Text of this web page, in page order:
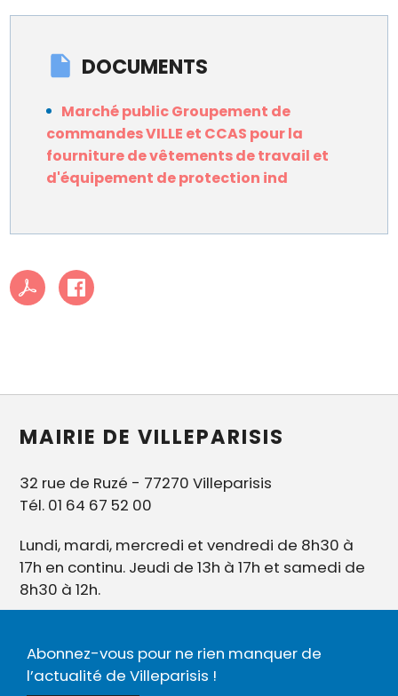
DOCUMENTS
Marché public Groupement de
commandes VILLE et CCAS pour la
fourniture de vêtements de travail et
d'équipement de protection ind
MAIRIE DE VILLEPARISIS
32 rue de Ruzé - 77270 Villeparisis
Tél. 01 64 67 52 00
Lundi, mardi, mercredi et vendredi de 8h30 à
17h en continu. Jeudi de 13h à 17h et samedi de
8h30 à 12h.
Abonnez-vous pour ne rien manquer de
l’actualité de Villeparisis !